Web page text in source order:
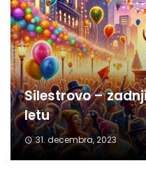
Silestrovo –
letu
31. decembra, 2023